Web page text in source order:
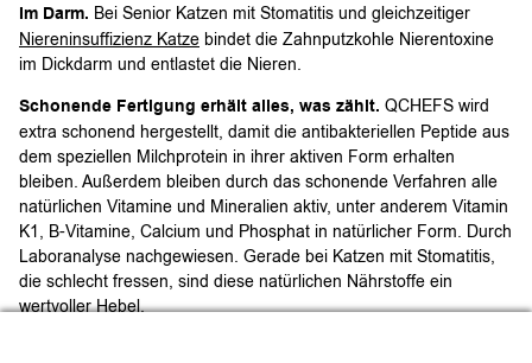
Im Darm. Bei Senior Katzen mit Stomatitis und gleichzeitiger
Niereninsuffizienz Katze bindet die Zahnputzkohle Nierentoxine
im Dickdarm und entlastet die Nieren.
Schonende Fertigung erhält alles, was zählt. QCHEFS wird
extra schonend hergestellt, damit die antibakteriellen Peptide aus
dem speziellen Milchprotein in ihrer aktiven Form erhalten
bleiben. Außerdem bleiben durch das schonende Verfahren alle
natürlichen Vitamine und Mineralien aktiv, unter anderem Vitamin
K1, B-Vitamine, Calcium und Phosphat in natürlicher Form. Durch
Laboranalyse nachgewiesen. Gerade bei Katzen mit Stomatitis,
die schlecht fressen, sind diese natürlichen Nährstoffe ein
wertvoller Hebel.